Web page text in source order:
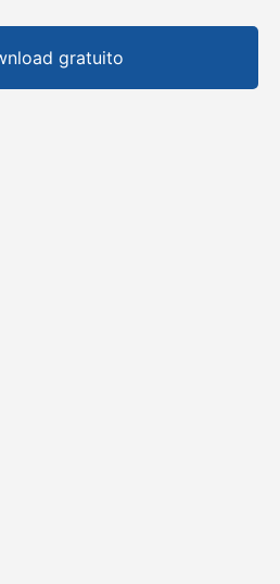
gratuito